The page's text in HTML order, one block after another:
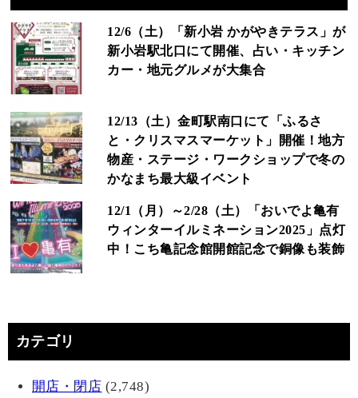
12/6（土）「新小岩 かがやきテラス」が
新小岩駅北口にて開催、占い・キッチン
カー・地元グルメが大集合
12/13（土）金町駅南口にて「ふるさ
と・クリスマスマーケット」開催！地方
物産・ステージ・ワークショップで冬の
かなまち最大級イベント
12/1（月）～2/28（土）「おいでよ亀有
ウィンターイルミネーション2025」点灯
中！こち亀記念館開館記念で銅像も装飾
カテゴリ
開店・閉店 (2,748)